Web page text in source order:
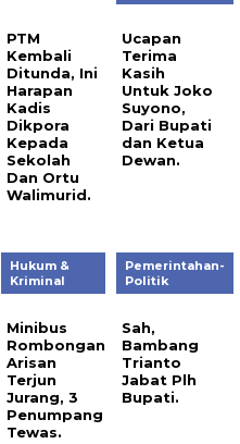
PTM
Kembali
Ditunda, Ini
Harapan
Kadis
Dikpora
Kepada
Sekolah
Dan Ortu
Walimurid.
Ucapan
Terima
Kasih
Untuk Joko
Suyono,
Dari Bupati
dan Ketua
Dewan.
Hukum &
Kriminal
Minibus
Rombongan
Arisan
Terjun
Jurang, 3
Penumpang
Tewas.
Pemerintahan-
Politik
Sah,
Bambang
Trianto
Jabat Plh
Bupati.